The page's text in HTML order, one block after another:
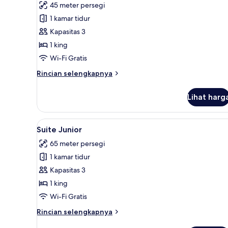
Kamar
Deluks
ulasan)
45 meter persegi
1 kamar tidur
Kapasitas 3
1 king
Wi-Fi Gratis
Rincian selengkapnya
Rincian
Kamar
Deluks
Lihat
Lihat
semua
foto
untuk
Suite
Junior
Suite Junior | Seprai Frette
3
Suite Junior
65 meter persegi
1 kamar tidur
Kapasitas 3
1 king
Wi-Fi Gratis
Rincian selengkapnya
Rincian